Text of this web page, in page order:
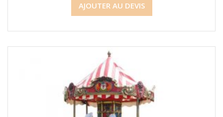
AJOUTER AU DEVIS